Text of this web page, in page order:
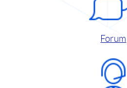
Forum